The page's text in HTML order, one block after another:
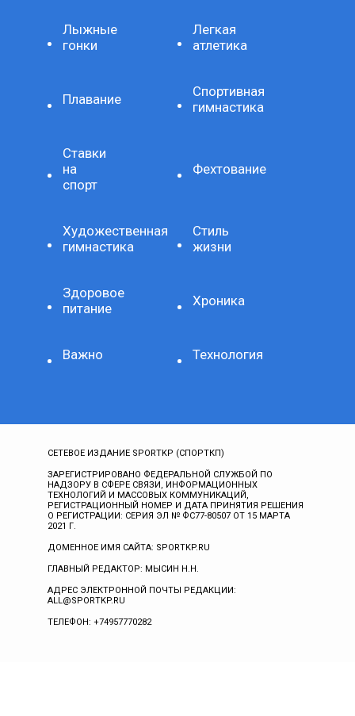
Лыжные
гонки
Легкая
атлетика
Плавание
Спортивная
гимнастика
Ставки
на
спорт
Фехтование
Художественная
гимнастика
Стиль
жизни
Здоровое
питание
Хроника
Важно Технология
СЕТЕВОЕ ИЗДАНИЕ SPORTKP (СПОРТКП)
ЗАРЕГИСТРИРОВАНО ФЕДЕРАЛЬНОЙ СЛУЖБОЙ ПО
НАДЗОРУ В СФЕРЕ СВЯЗИ, ИНФОРМАЦИОННЫХ
ТЕХНОЛОГИЙ И МАССОВЫХ КОММУНИКАЦИЙ,
РЕГИСТРАЦИОННЫЙ НОМЕР И ДАТА ПРИНЯТИЯ РЕШЕНИЯ
О РЕГИСТРАЦИИ: СЕРИЯ ЭЛ № ФС77-80507 ОТ 15 МАРТА
2021 Г.
ДОМЕННОЕ ИМЯ САЙТА: SPORTKP.RU
ГЛАВНЫЙ РЕДАКТОР: МЫСИН Н.Н.
АДРЕС ЭЛЕКТРОННОЙ ПОЧТЫ РЕДАКЦИИ:
ALL@SPORTKP.RU
ТЕЛЕФОН: +74957770282